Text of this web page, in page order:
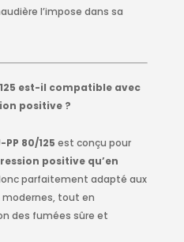
l’impose dans sa
est-il compatible avec
positive ?
PP 80/125 est conçu pour
positive qu’en
parfaitement adapté aux
tout en
des fumées sûre et